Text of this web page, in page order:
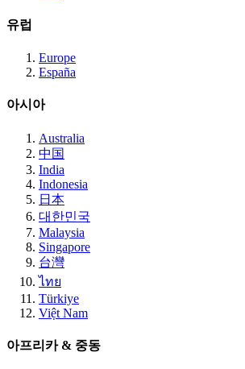
유럽
Europe
España
아시아
Australia
中国
India
Indonesia
日本
대한민국
Malaysia
Singapore
台灣
ไทย
Türkiye
Việt Nam
아프리카 & 중동